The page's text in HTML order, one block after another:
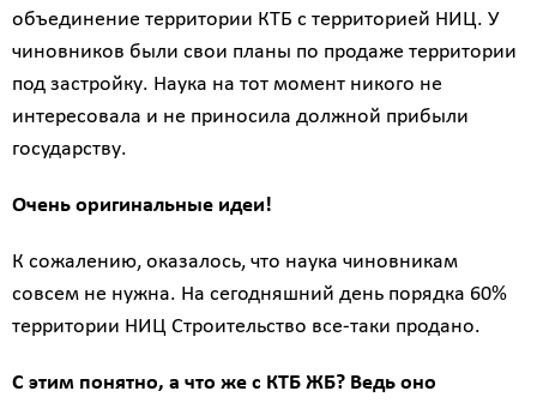
объединение территории КТБ с территорией НИЦ. У
чиновников были свои планы по продаже территории
под застройку. Наука на тот момент никого не
интересовала и не приносила должной прибыли
государству.
Очень оригинальные идеи!
К сожалению, оказалось, что наука чиновникам
совсем не нужна. На сегодняшний день порядка 60%
территории НИЦ Строительство все-таки продано.
С этим понятно, а что же с КТБ ЖБ? Ведь оно